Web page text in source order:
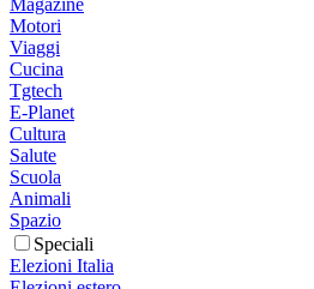
Magazine
Motori
Viaggi
Cucina
Tgtech
E-Planet
Cultura
Salute
Scuola
Animali
Spazio
Speciali
Elezioni Italia